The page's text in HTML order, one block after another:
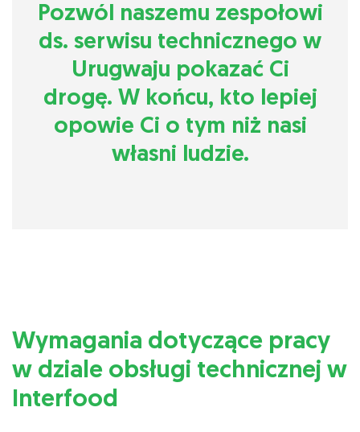
Pozwól naszemu zespołowi
ds. serwisu technicznego w
Urugwaju pokazać Ci
drogę. W końcu, kto lepiej
opowie Ci o tym niż nasi
własni ludzie.
Wymagania dotyczące pracy
w dziale obsługi technicznej w
Interfood